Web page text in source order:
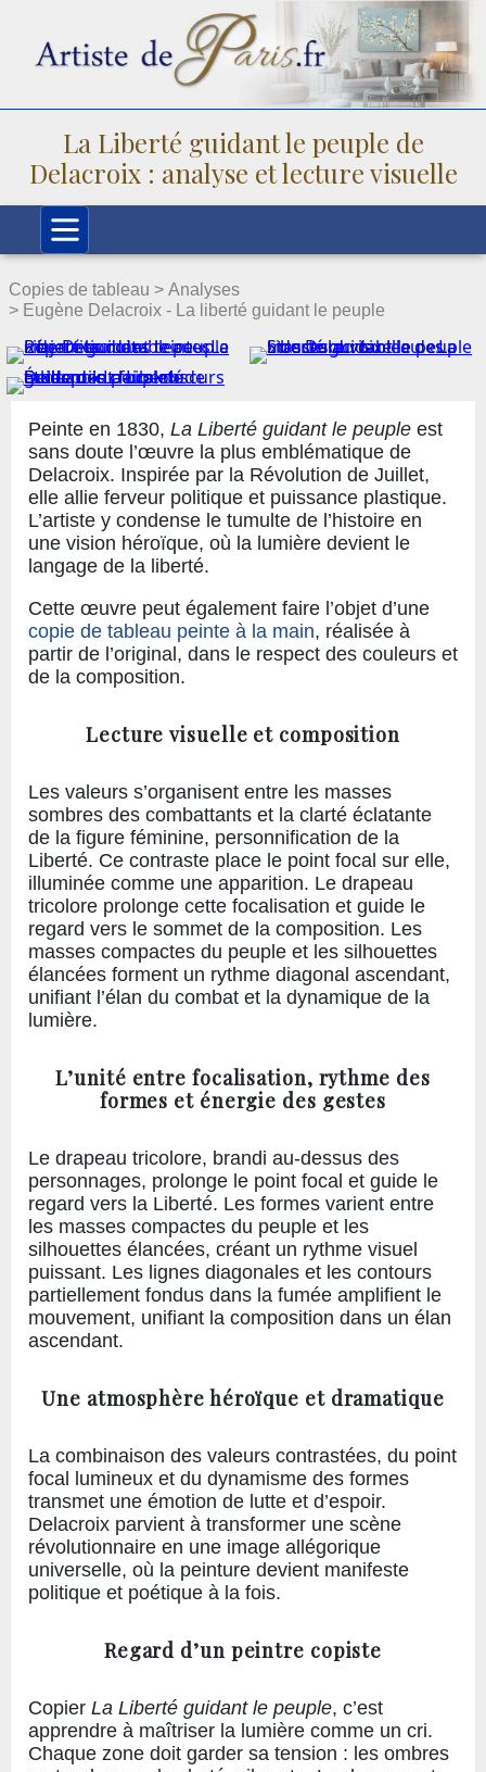
La Liberté guidant le peuple de
Delacroix : analyse et lecture visuelle
Copies de tableau > Analyses
> Eugène Delacroix - La liberté guidant le peuple
Peinte en 1830, La Liberté guidant le peuple est
sans doute l’œuvre la plus emblématique de
Delacroix. Inspirée par la Révolution de Juillet,
elle allie ferveur politique et puissance plastique.
L’artiste y condense le tumulte de l’histoire en
une vision héroïque, où la lumière devient le
langage de la liberté.
Cette œuvre peut également faire l’objet d’une
copie de tableau peinte à la main, réalisée à
partir de l’original, dans le respect des couleurs et
de la composition.
Lecture visuelle et composition
Les valeurs s’organisent entre les masses
sombres des combattants et la clarté éclatante
de la figure féminine, personnification de la
Liberté. Ce contraste place le point focal sur elle,
illuminée comme une apparition. Le drapeau
tricolore prolonge cette focalisation et guide le
regard vers le sommet de la composition. Les
masses compactes du peuple et les silhouettes
élancées forment un rythme diagonal ascendant,
unifiant l’élan du combat et la dynamique de la
lumière.
L’unité entre focalisation, rythme des
formes et énergie des gestes
Le drapeau tricolore, brandi au-dessus des
personnages, prolonge le point focal et guide le
regard vers la Liberté. Les formes varient entre
les masses compactes du peuple et les
silhouettes élancées, créant un rythme visuel
puissant. Les lignes diagonales et les contours
partiellement fondus dans la fumée amplifient le
mouvement, unifiant la composition dans un élan
ascendant.
Une atmosphère héroïque et dramatique
La combinaison des valeurs contrastées, du point
focal lumineux et du dynamisme des formes
transmet une émotion de lutte et d’espoir.
Delacroix parvient à transformer une scène
révolutionnaire en une image allégorique
universelle, où la peinture devient manifeste
politique et poétique à la fois.
Regard d’un peintre copiste
Copier La Liberté guidant le peuple, c’est
apprendre à maîtriser la lumière comme un cri.
Chaque zone doit garder sa tension : les ombres